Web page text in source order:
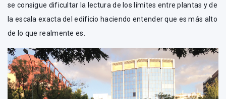
se consigue dificultar la lectura de los límites entre plantas y de
la escala exacta del edificio haciendo entender que es más alto
de lo que realmente es.